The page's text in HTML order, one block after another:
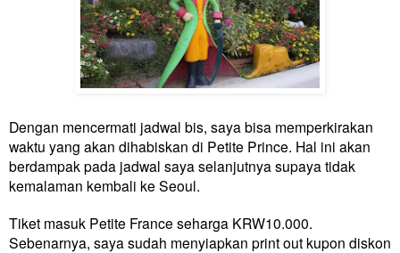
Dengan mencermati jadwal bis, saya bisa memperkirakan
waktu yang akan dihabiskan di Petite Prince. Hal ini akan
berdampak pada jadwal saya selanjutnya supaya tidak
kemalaman kembali ke Seoul.
Tiket masuk Petite France seharga KRW10.000.
Sebenarnya, saya sudah menyiapkan print out kupon diskon